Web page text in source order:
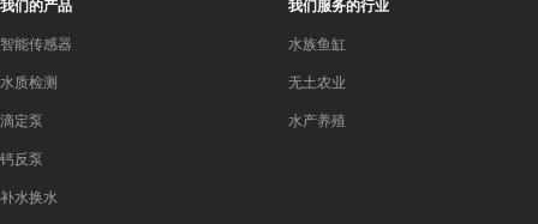
我们的产品
智能传感器
水质检测
滴定泵
钙反泵
补水换水
我们服务的行业
水族鱼缸
无土农业
水产养殖